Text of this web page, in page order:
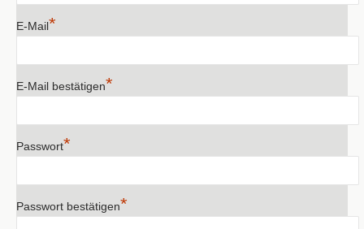
E-Mail*
E-Mail bestätigen*
Passwort*
Passwort bestätigen*